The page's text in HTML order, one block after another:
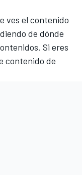
ves el contenido
de dónde
Si eres
contenido de